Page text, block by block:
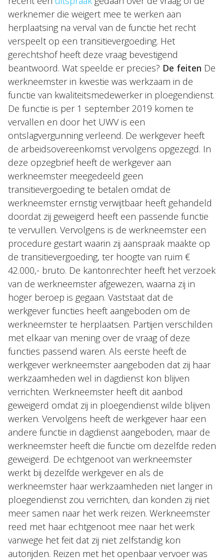
werknemer die weigert mee te werken aan
herplaatsing na verval van de functie het recht
verspeelt op een transitievergoeding. Het
gerechtshof heeft deze vraag bevestigend
beantwoord. Wat speelde er precies? De feiten De
werkneemster in kwestie was werkzaam in de
functie van kwaliteitsmedewerker in ploegendienst.
De functie is per 1 september 2019 komen te
vervallen en door het UWV is een
ontslagvergunning verleend. De werkgever heeft
de arbeidsovereenkomst vervolgens opgezegd. In
deze opzegbrief heeft de werkgever aan
werkneemster meegedeeld geen
transitievergoeding te betalen omdat de
werkneemster ernstig verwijtbaar heeft gehandeld
doordat zij geweigerd heeft een passende functie
te vervullen. Vervolgens is de werkneemster een
procedure gestart waarin zij aanspraak maakte op
de transitievergoeding, ter hoogte van ruim €
42.000,- bruto. De kantonrechter heeft het verzoek
van de werkneemster afgewezen, waarna zij in
hoger beroep is gegaan. Vaststaat dat de
werkgever functies heeft aangeboden om de
werkneemster te herplaatsen. Partijen verschilden
met elkaar van mening over de vraag of deze
functies passend waren. Als eerste heeft de
werkgever werkneemster aangeboden dat zij haar
werkzaamheden wel in dagdienst kon blijven
verrichten. Werkneemster heeft dit aanbod
geweigerd omdat zij in ploegendienst wilde blijven
werken. Vervolgens heeft de werkgever haar een
andere functie in dagdienst aangeboden, maar de
werkneemster heeft die functie om dezelfde reden
geweigerd. De echtgenoot van werkneemster
werkt bij dezelfde werkgever en als de
werkneemster haar werkzaamheden niet langer in
ploegendienst zou verrichten, dan konden zij niet
meer samen naar het werk reizen. Werkneemster
reed met haar echtgenoot mee naar het werk
vanwege het feit dat zij niet zelfstandig kon
autorijden. Reizen met het openbaar vervoer was